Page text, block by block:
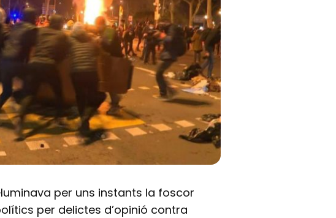
per uns instants la foscor
per delictes d’opinió contra